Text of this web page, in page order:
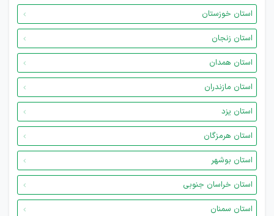
استان خوزستان
استان زنجان
استان همدان
استان مازندران
استان یزد
استان هرمزگان
استان بوشهر
استان خراسان جنوبی
استان سمنان